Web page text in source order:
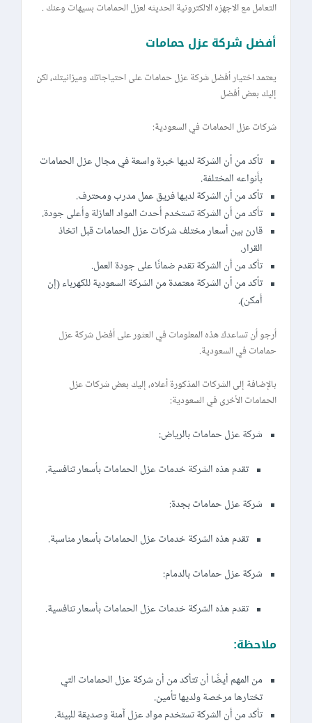
التعامل مع الاجهزه الالكترونية الحديثه لعزل الحمامات بسيهات وعنك .
أفضل شركة عزل حمامات
يعتمد اختيار أفضل شركة عزل حمامات على احتياجاتك وميزانيتك، لكن
إليك بعض أفضل
شركات عزل الحمامات في السعودية:
تأكد من أن الشركة لديها خبرة واسعة في مجال عزل الحمامات
بأنواعه المختلفة.
تأكد من أن الشركة لديها فريق عمل مدرب ومحترف.
تأكد من أن الشركة تستخدم أحدث المواد العازلة وأعلى جودة.
قارن بين أسعار مختلف شركات عزل الحمامات قبل اتخاذ
القرار.
تأكد من أن الشركة تقدم ضمانًا على جودة العمل.
تأكد من أن الشركة معتمدة من الشركة السعودية للكهرباء (إن
أمكن).
أرجو أن تساعدك هذه المعلومات في العثور على أفضل شركة عزل
حمامات في السعودية.
بالإضافة إلى الشركات المذكورة أعلاه، إليك بعض شركات عزل
الحمامات الأخرى في السعودية:
شركة عزل حمامات بالرياض:
تقدم هذه الشركة خدمات عزل الحمامات بأسعار تنافسية.
شركة عزل حمامات بجدة:
تقدم هذه الشركة خدمات عزل الحمامات بأسعار مناسبة.
شركة عزل حمامات بالدمام:
تقدم هذه الشركة خدمات عزل الحمامات بأسعار تنافسية.
ملاحظة:
من المهم أيضًا أن تتأكد من أن شركة عزل الحمامات التي
تختارها مرخصة ولديها تأمين.
تأكد من أن الشركة تستخدم مواد عزل آمنة وصديقة للبيئة.